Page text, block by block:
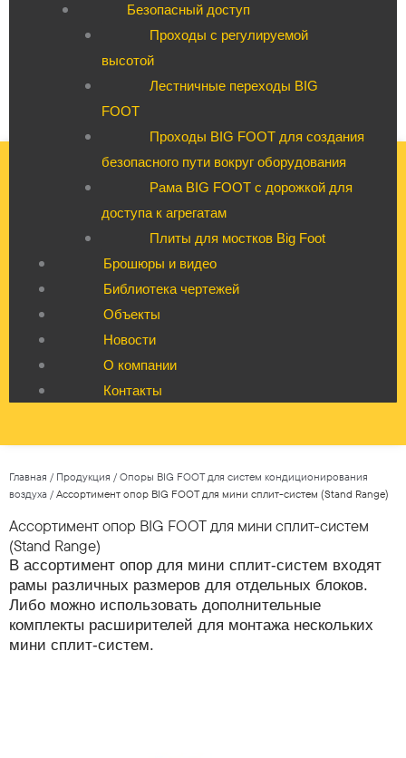
Безопасный доступ
Проходы с регулируемой
высотой
Лестничные переходы BIG
FOOT
Проходы BIG FOOT для создания
безопасного пути вокруг оборудования
Рама BIG FOOT с дорожкой для
доступа к агрегатам
Плиты для мостков Big Foot
Брошюры и видео
Библиотека чертежей
Объекты
Новости
О компании
Контакты
Главная / Продукция / Опоры BIG FOOT для систем кондиционирования
воздуха / Ассортимент опор BIG FOOT для мини сплит-систем (Stand Range)
Ассортимент опор BIG FOOT для мини сплит-систем
(Stand Range)
В ассортимент опор для мини сплит-систем входят
рамы различных размеров для отдельных блоков.
Либо можно использовать дополнительные
комплекты расширителей для монтажа нескольких
мини сплит-систем.